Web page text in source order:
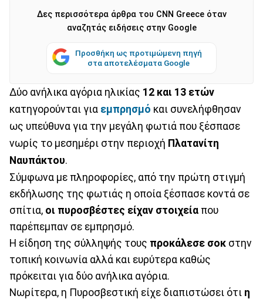
Δες περισσότερα άρθρα του CNN Greece όταν
αναζητάς ειδήσεις στην Google
Προσθήκη ως προτιμώμενη πηγή
στα αποτελέσματα Google
Δύο ανήλικα αγόρια ηλικίας 12 και 13 ετών
κατηγορούνται για εμπρησμό και συνελήφθησαν
ως υπεύθυνα για την μεγάλη φωτιά που ξέσπασε
νωρίς το μεσημέρι στην περιοχή Πλατανίτη
Ναυπάκτου.
Σύμφωνα με πληροφορίες, από την πρώτη στιγμή
εκδήλωσης της φωτιάς η οποία ξέσπασε κοντά σε
σπίτια, οι πυροσβέστες είχαν στοιχεία που
παρέπεμπαν σε εμπρησμό.
Η είδηση της σύλληψής τους προκάλεσε σοκ στην
τοπική κοινωνία αλλά και ευρύτερα καθώς
πρόκειται για δύο ανήλικα αγόρια.
Νωρίτερα, η Πυροσβεστική είχε διαπιστώσει ότι η